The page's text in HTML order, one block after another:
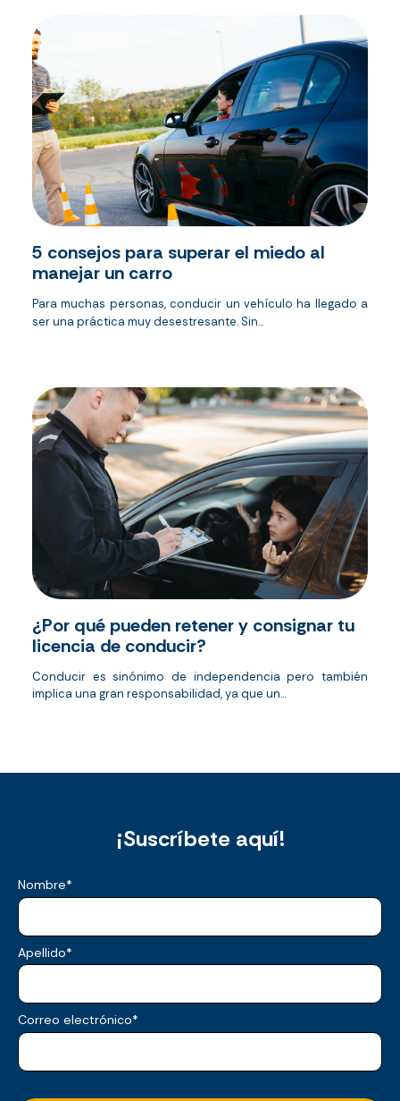
5 consejos para superar el miedo al
manejar un carro
Para muchas personas, conducir un vehículo ha llegado a
ser una práctica muy desestresante. Sin...
¿Por qué pueden retener y consignar tu
licencia de conducir?
Conducir es sinónimo de independencia pero también
implica una gran responsabilidad, ya que un...
¡Suscríbete aquí!
Nombre*
Apellido*
Correo electrónico*